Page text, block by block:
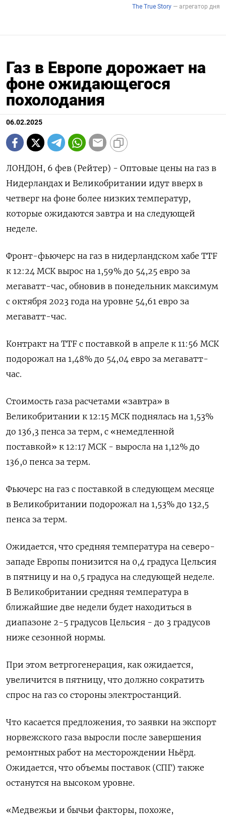
Газ в Европе дорожает на
фоне ожидающегося
похолодания
06.02.2025
ЛОНДОН, 6 фев (Рейтер) - Оптовые цены на газ в
Нидерландах и Великобритании идут вверх в
четверг на фоне более низких температур,
которые ожидаются завтра и на следующей
неделе.
Фронт-фьючерс на газ в нидерландском хабе TTF
к 12:24 МСК вырос на 1,59% до 54,25 евро за
мегаватт-час, обновив в понедельник максимум
с октября 2023 года на уровне 54,61 евро за
мегаватт-час.
Контракт на TTF с поставкой в апреле к 11:56 МСК
подорожал на 1,48% до 54,04 евро за мегаватт-
час.
Стоимость газа расчетами «завтра» в
Великобритании к 12:15 МСК поднялась на 1,53%
до 136,3 пенса за терм, с «немедленной
поставкой» к 12:17 МСК - выросла на 1,12% до
136,0 пенса за терм.
Фьючерс на газ с поставкой в следующем месяце
в Великобритании подорожал на 1,53% до 132,5
пенса за терм.
Ожидается, что средняя температура на северо-
западе Европы понизится на 0,4 градуса Цельсия
в пятницу и на 0,5 градуса на следующей неделе.
В Великобритании средняя температура в
ближайшие две недели будет находиться в
диапазоне 2-5 градусов Цельсия - до 3 градусов
ниже сезонной нормы.
При этом ветргогенерация, как ожидается,
увеличится в пятницу, что должно сократить
спрос на газ со стороны электростанций.
Что касается предложения, то заявки на экспорт
норвежского газа выросли после завершения
ремонтных работ на месторождении Ньёрд.
Ожидается, что объемы поставок (СПГ) также
останутся на высоком уровне.
«Медвежьи и бычьи факторы, похоже,